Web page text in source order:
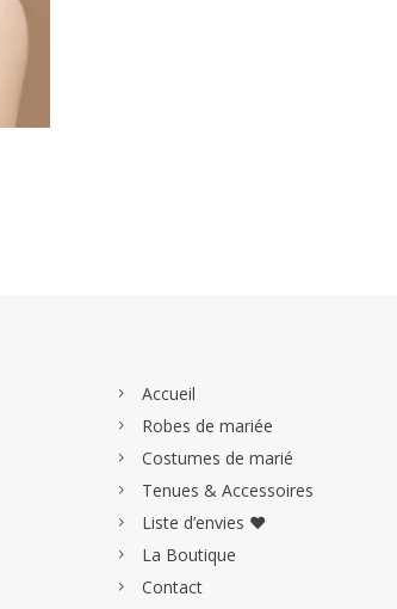
Accueil
Robes de mariée
Costumes de marié
Tenues & Accessoires
Liste d’envies ♥
La Boutique
Contact